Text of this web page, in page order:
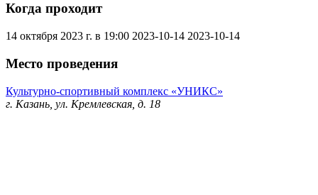
Когда проходит
14 октября 2023 г. в 19:00 2023-10-14 2023-10-14
Место проведения
Культурно-спортивный комплекс «УНИКС»
г. Казань, ул. Кремлевская, д. 18